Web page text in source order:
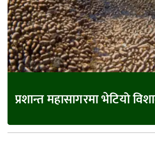
प्रशान्त महासागरमा भेटियो